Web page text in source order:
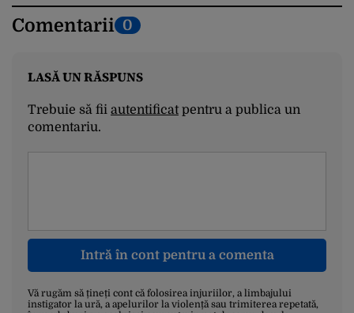
Comentarii 0
LASĂ UN RĂSPUNS
Trebuie să fii autentificatpentru a publica un
comentariu.
Intră în cont pentru a comenta
Vă rugăm să țineți cont că folosirea injuriilor, a limbajului
instigator la ură, a apelurilor la violență sau trimiterea repetată,